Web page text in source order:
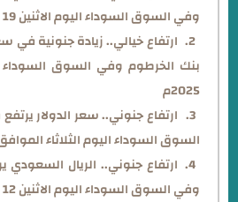
وفي السوق السوداء اليوم الاثنين 19 مايو 2025م
ارتفاع خيالي.. زيادة جنونية
2025م
ارتفاع جنوني.. سعر الدولار
السوق السوداء اليوم الثلاثاء الموافق 13 مايو
ارتفاع جنوني.. الريال
وفي السوق السوداء اليوم الاثنين 12 مايو 2025م